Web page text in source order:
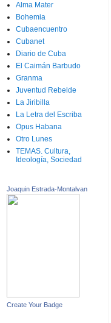
Alma Mater
Bohemia
Cubaencuentro
Cubanet
Diario de Cuba
El Caimán Barbudo
Granma
Juventud Rebelde
La Jiribilla
La Letra del Escriba
Opus Habana
Otro Lunes
TEMAS. Cultura,
Ideología, Sociedad
Joaquin Estrada-Montalvan
Create Your Badge